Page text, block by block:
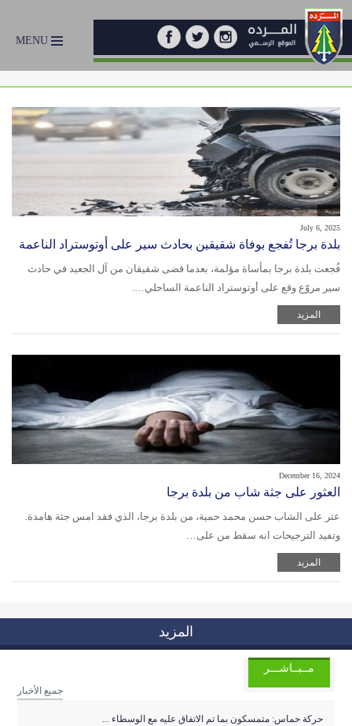
MENU
July 6, 2025
بلدة برجا تُفجع بوفاة شقيقين بحادث سير على أوتوستراد الناعمة
فُجعت بلدة برجا بمأساة مؤلمة، بعدما قضى شقيقان من آل الجعيد في حادث
سير مروّع وقع على أوتوستراد الناعمة الساحلي….
المزيد
December 16, 2024
العثور على جثة شاب من بلدة برجا
عثر على الشاب حسن محمد حمية، من بلدة برجا، الذي فقد امس جثة هامدة.
وتفيد الترجيحات انه سقط من على…
المزيد
المزيد
مــبــاشـــر
جميع الأخبار
حركة حماس: متمسكون بما تم الاتفاق عليه مع الوسطاء ...